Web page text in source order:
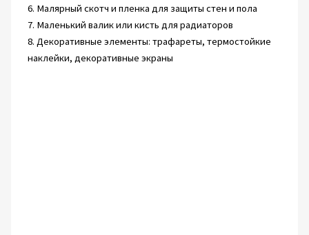
6. Малярный скотч и пленка для защиты стен и пола
7. Маленький валик или кисть для радиаторов
8. Декоративные элементы: трафареты, термостойкие
наклейки, декоративные экраны